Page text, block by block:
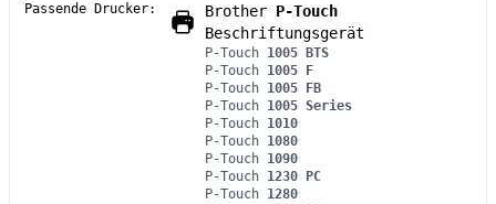
Passende Drucker:
Brother P-Touch
Beschriftungsgerät
P-Touch 1005 BTS
P-Touch 1005 F
P-Touch 1005 FB
P-Touch 1005 Series
P-Touch 1010
P-Touch 1080
P-Touch 1090
P-Touch 1230 PC
P-Touch 1280